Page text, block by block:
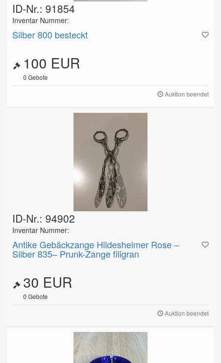
ID-Nr.: 91854
Inventar Nummer:
Silber 800 besteckt
100 EUR
0 Gebote
Auktion beendet
ID-Nr.: 94902
Inventar Nummer:
Antike Gebäckzange Hildesheimer Rose –
Silber 835– Prunk-Zange filigran
30 EUR
0 Gebote
Auktion beendet